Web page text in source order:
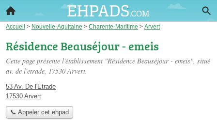
Accueil > Nouvelle-Aquitaine > Charente-Maritime > Arvert
Résidence Beauséjour - emeis
Cette page présente l'établissement "Résidence Beauséjour - emeis", situé
av. de l'etrade, 17530 Arvert.
53 Av. De l'Etrade
17530 Arvert
📞 Appeler cet ehpad